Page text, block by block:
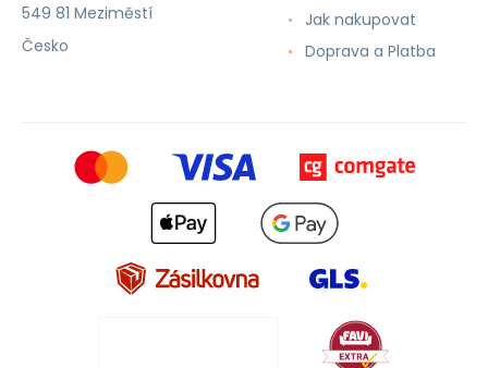
549 81 Meziměstí
Česko
Jak nakupovat
Doprava a Platba